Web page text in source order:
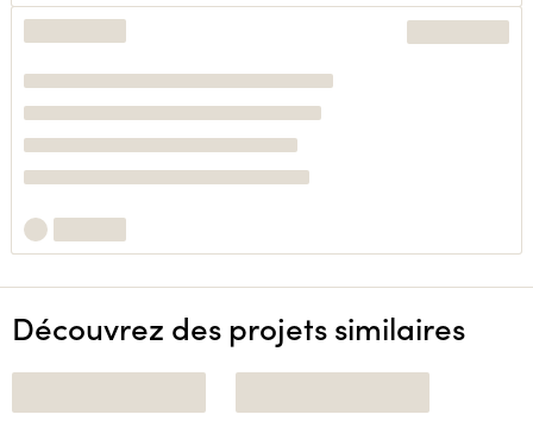
Découvrez des projets similaires